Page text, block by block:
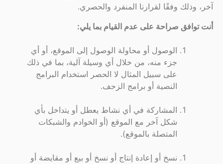
آخر، وذلك وفقًا لقرارنا المنفرد والحصري.
أنت توافق صراحة على عدم القيام بما يلي:
الوصول أو محاولة الوصول إلى الموقع، أو أي
جزء منه، من خلال أي وسيلة آلية، بما في ذلك
على سبيل المثال لا الحصر استخدام البرامج
النصية أو برامج الزحف.
المشاركة في أي نشاط يعطل أو يتداخل بأي
شكل آخر مع الموقع (أو الخوادم والشبكات
المتصلة بالموقع).
نسخ أو إعادة إنتاج أو نسخ أو بيع أو مقايضة أو